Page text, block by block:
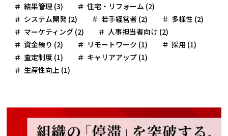
結果管理 (3)
住宅・リフォーム (2)
システム開発 (2)
若手経営者 (2)
多様性 (2)
マーケティング (2)
人事担当者向け (2)
資金繰り (2)
リモートワーク (1)
採用 (1)
査定制度 (1)
キャリアアップ (1)
生産性向上 (1)